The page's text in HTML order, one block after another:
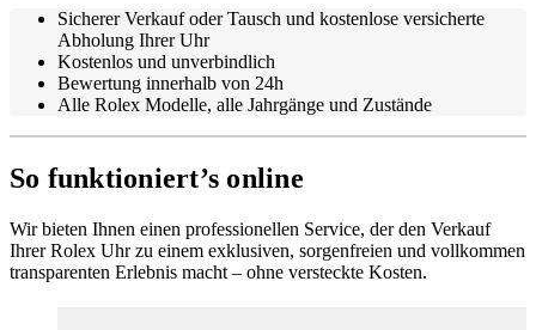
Sicherer Verkauf oder Tausch und kostenlose versicherte
Abholung Ihrer Uhr
Kostenlos und unverbindlich
Bewertung innerhalb von 24h
Alle Rolex Modelle, alle Jahrgänge und Zustände
So funktioniert’s online
Wir bieten Ihnen einen professionellen Service, der den Verkauf
Ihrer Rolex Uhr zu einem exklusiven, sorgenfreien und vollkommen
transparenten Erlebnis macht – ohne versteckte Kosten.